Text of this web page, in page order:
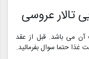
تالار عروسی
می باشد. قبل از عقد
غذا حتما سوال بفرمائید.